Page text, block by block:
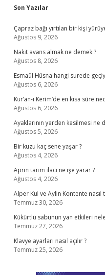
Sidebar
Son Yazılar
Çapraz bağı yırtılan bir kişi
Ağustos 9, 2026
Nakit avans almak ne demek ?
Ağustos 8, 2026
Esmaül Hüsna hangi surede
Ağustos 6, 2026
Kur’an-ı Kerim’de en kısa süre
Ağustos 6, 2026
Ayaklarının yerden kesilmesi ne
Ağustos 5, 2026
Bir kuzu kaç sene yaşar ?
Ağustos 4, 2026
Aprin tarım ilacı ne işe yarar ?
Ağustos 4, 2026
Alper Kul ve Aylin Kontente nasıl
Temmuz 30, 2026
Kükürtlü sabunun yan etkileri
Temmuz 27, 2026
Klavye ayarları nasıl açılır ?
Temmuz 25, 2026